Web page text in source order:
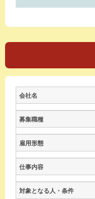
会社名
募集職種
雇用形態
仕事内容
対象となる人・条件